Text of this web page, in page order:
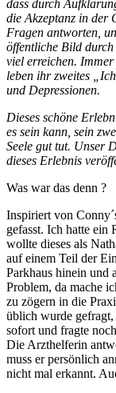
dass durch
die Akzeptanz in der
Fragen antworten,
öffentliche Bild
viel erreichen. Immer
leben ihr zweites
und Depressionen.
Dieses schöne
es sein kann, sein
Seele gut tut. Unser
dieses Erlebnis
Was war das denn ?
Inspiriert von
gefasst. Ich hatte ein
wollte dieses als
auf einem Teil der
Parkhaus hinein und
Problem, da mache
zu zögern in die
üblich wurde
sofort und fragte
Die Arzthelferin
muss er persönlich
nicht mal erkannt.